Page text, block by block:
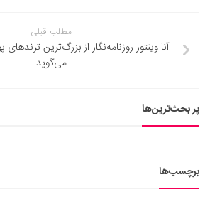
مطلب قبلی
می‌گوید
پر بحث‌ترین‌ها
برچسب‌ها